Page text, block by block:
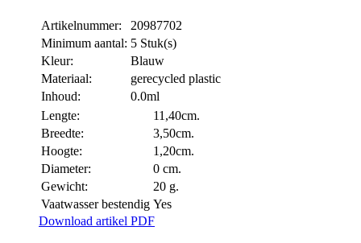
Artikelnummer:
20987702
Minimum aantal: 5 Stuk(s)
Kleur:
Blauw
Materiaal:
gerecycled plastic
Inhoud:
0.0ml
Lengte:
11,40cm.
Breedte:
3,50cm.
Hoogte:
1,20cm.
Diameter:
0 cm.
Gewicht:
20 g.
Vaatwasser bestendig Yes
Download artikel PDF